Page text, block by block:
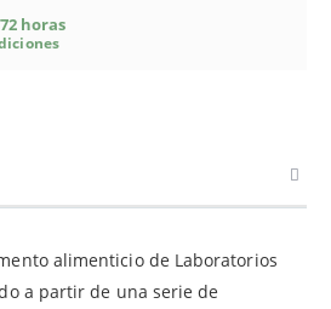
horas
alimenticio de Laboratorios
a partir de una serie de